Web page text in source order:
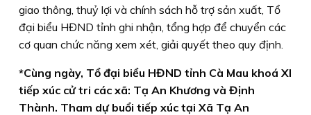
giao thông, thuỷ lợi và chính sách hỗ trợ sản xuất, Tổ
đại biểu HĐND tỉnh ghi nhận, tổng hợp để chuyển các
cơ quan chức năng xem xét, giải quyết theo quy định.
*Cùng ngày, Tổ đại biểu HĐND tỉnh Cà Mau khoá XI
tiếp xúc cử tri các xã: Tạ An Khương và Định
Thành. Tham dự buổi tiếp xúc tại Xã Tạ An